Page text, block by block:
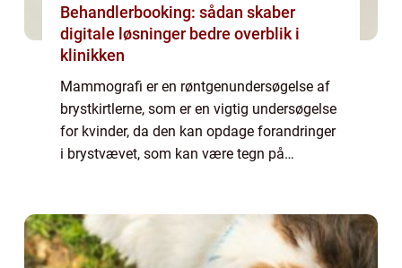
Behandlerbooking: sådan skaber
digitale løsninger bedre overblik i
klinikken
Mammografi er en røntgenundersøgelse af
brystkirtlerne, som er en vigtig undersøgelse
for kvinder, da den kan opdage forandringer
i brystvævet, som kan være tegn på